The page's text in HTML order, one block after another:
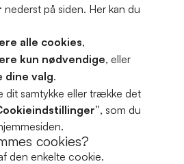
nederst på siden. Her kan du
alle cookies,
kun nødvendige, eller
dine valg.
dit samtykke eller trække det
, som du
cookies?
den enkelte cookie.